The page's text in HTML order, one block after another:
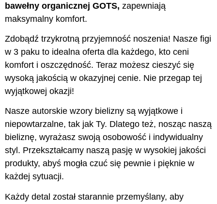
bawełny organicznej GOTS, zapewniają
maksymalny komfort.
Zdobądź trzykrotną przyjemność noszenia! Nasze figi
w 3 paku to idealna oferta dla każdego, kto ceni
komfort i oszczędność. Teraz możesz cieszyć się
wysoką jakością w okazyjnej cenie. Nie przegap tej
wyjątkowej okazji!
Nasze autorskie wzory bielizny są wyjątkowe i
niepowtarzalne, tak jak Ty. Dlatego też, nosząc naszą
bieliznę, wyrażasz swoją osobowość i indywidualny
styl. Przekształcamy naszą pasję w wysokiej jakości
produkty, abyś mogła czuć się pewnie i pięknie w
każdej sytuacji.
Każdy detal został starannie przemyślany, aby